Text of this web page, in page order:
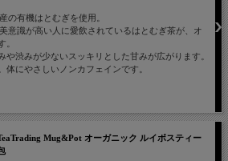
の有機はとむぎを使用。
意識が高い人に愛飲されているはとむぎ茶が、オ
。
や渋みが少ないスッキリとした甘みが広がります。
体にやさしいノンカフェインです。
Mug&Pot オーガニック ルイボスティー